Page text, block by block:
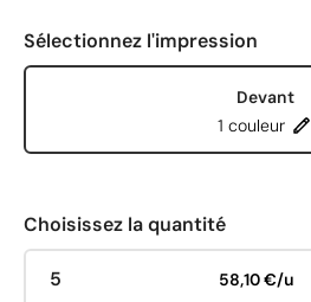
Sélectionnez l'impression
Devant
1 couleur
Choisissez la quantité
5 58,10 €/u